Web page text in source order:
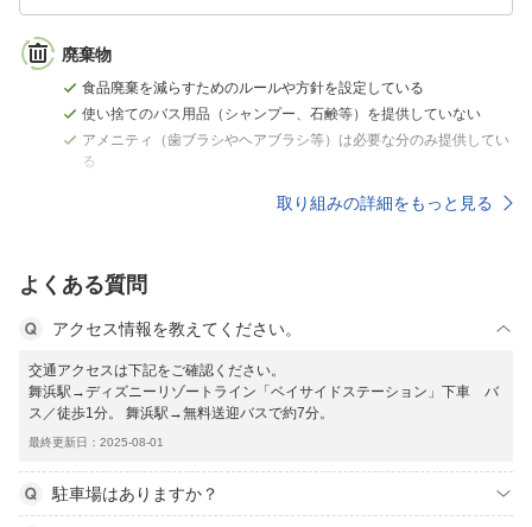
廃棄物
食品廃棄を減らすためのルールや方針を設定している
使い捨てのバス用品（シャンプー、石鹸等）を提供していない
アメニティ（歯ブラシやヘアブラシ等）は必要な分のみ提供してい
る
取り組みの詳細をもっと見る
よくある質問
アクセス情報を教えてください。
交通アクセスは下記をご確認ください。
舞浜駅→ディズニーリゾートライン「ベイサイドステーション」下車 バ
ス／徒歩1分。 舞浜駅→無料送迎バスで約7分。
最終更新日：2025-08-01
駐車場はありますか？